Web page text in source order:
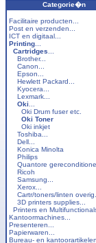
Categorie�n
Facilitaire producten...
Post en verzenden...
ICT en digitaal...
Printing
Cartridges
Brother...
Canon...
Epson...
Hewlett Packard...
Kyocera...
Lexmark...
Oki
Oki Drum fuser etc.
Oki Toner
Oki inkjet
Toshiba...
Dell...
Konica Minolta
Philips
Quantore
Ricoh
Samsung...
Xerox...
Cartr/toners/linten
3D printers supplies...
Printers en
Kantoormachines...
Presenteren...
Papierwaren...
Bureau- en